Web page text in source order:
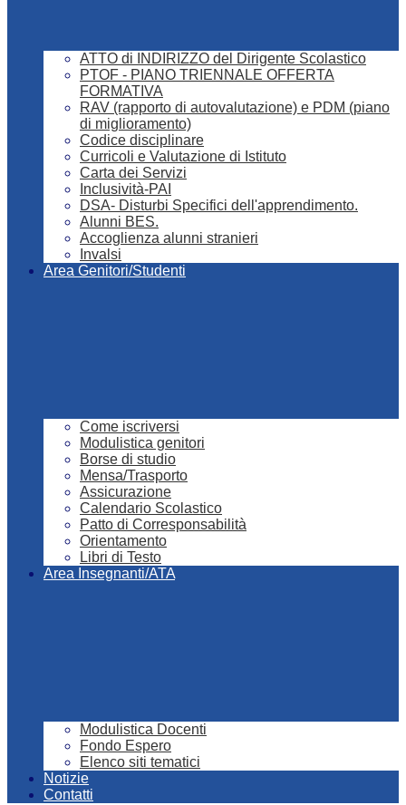
ATTO di INDIRIZZO del Dirigente Scolastico
PTOF - PIANO TRIENNALE OFFERTA
FORMATIVA
RAV (rapporto di autovalutazione) e PDM (piano
di miglioramento)
Codice disciplinare
Curricoli e Valutazione di Istituto
Carta dei Servizi
Inclusività-PAI
DSA- Disturbi Specifici dell'apprendimento.
Alunni BES.
Accoglienza alunni stranieri
Invalsi
Area Genitori/Studenti
Come iscriversi
Modulistica genitori
Borse di studio
Mensa/Trasporto
Assicurazione
Calendario Scolastico
Patto di Corresponsabilità
Orientamento
Libri di Testo
Area Insegnanti/ATA
Modulistica Docenti
Fondo Espero
Elenco siti tematici
Notizie
Contatti